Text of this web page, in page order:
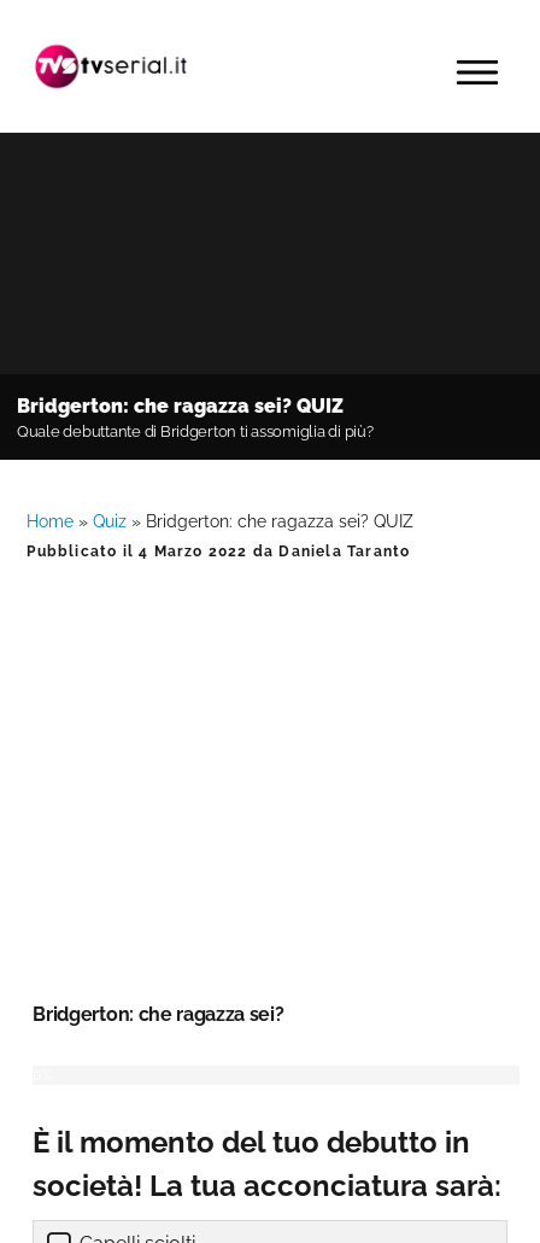
navigazione
contenuto
barra
primaria
MENU
Bridgerton: che ragazza sei? QUIZ
Quale debuttante di Bridgerton ti assomiglia di più?
Home »Quiz » Bridgerton: che ragazza sei? QUIZ
Pubblicato il4 Marzo 2022 da Daniela Taranto
Bridgerton: che ragazza sei?
È il momento del tuo debutto in
società! La tua acconciatura sarà: